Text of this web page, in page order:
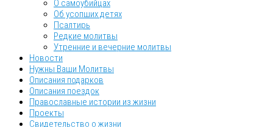
О самоубийцах
Об усопших детях
Псалтирь
Редкие молитвы
Утренние и вечерние молитвы
Новости
Нужны Ваши Молитвы
Описания подарков
Описания поездок
Православные истории из жизни
Проекты
Свидетельство о жизни